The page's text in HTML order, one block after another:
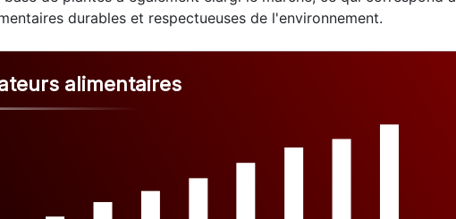
durables et respectueuses de l'environnement.
alimentaires